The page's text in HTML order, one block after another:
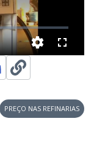
PREÇO NAS REFINARIAS